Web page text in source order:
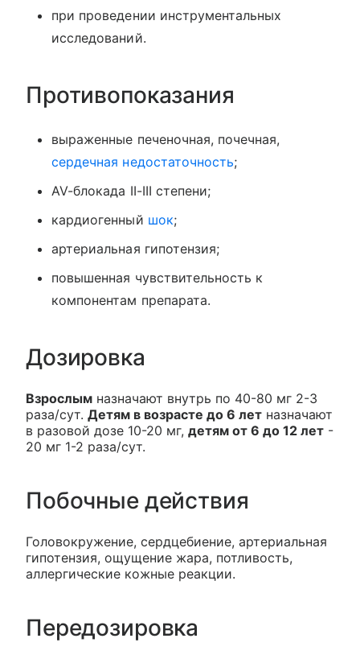
при проведении инструментальных
исследований.
Противопоказания
выраженные печеночная, почечная,
сердечная недостаточность;
AV-блокада II-III степени;
кардиогенный шок;
артериальная гипотензия;
повышенная чувствительность к
компонентам препарата.
Дозировка
Взрослым назначают внутрь по 40-80 мг 2-3
раза/сут. Детям в возрасте до 6 лет назначают
в разовой дозе 10-20 мг, детям от 6 до 12 лет -
20 мг 1-2 раза/сут.
Побочные действия
Головокружение, сердцебиение, артериальная
гипотензия, ощущение жара, потливость,
аллергические кожные реакции.
Передозировка